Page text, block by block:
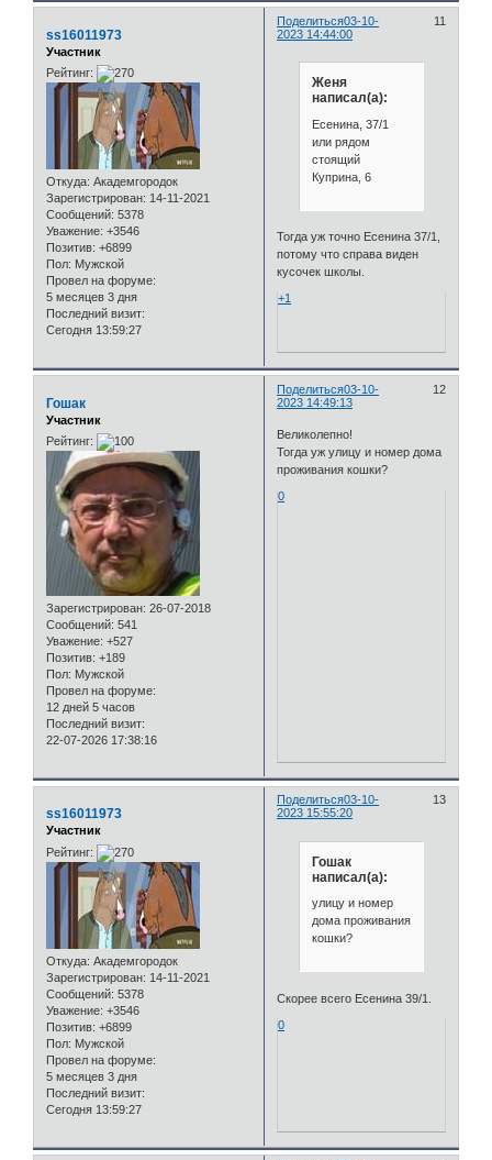
Поделиться 11
03-10-
2023 14:44:00
ss16011973
Участник
Рейтинг:
Откуда: Академгородок
Зарегистрирован: 14-11-2021
Сообщений: 5378
Уважение: +3546
Позитив: +6899
Пол: Мужской
Провел на форуме:
5 месяцев 3 дня
Последний визит:
Сегодня 13:59:27
Женя
написал(а):
Есенина, 37/1
или рядом
стоящий
Куприна, 6
Тогда уж точно Есенина 37/1,
потому что справа виден
кусочек школы.
+1
Поделиться 12
03-10-
2023 14:49:13
Гошак
Участник
Рейтинг:
Зарегистрирован: 26-07-2018
Сообщений: 541
Уважение: +527
Позитив: +189
Пол: Мужской
Провел на форуме:
12 дней 5 часов
Последний визит:
22-07-2026 17:38:16
Великолепно!
Тогда уж улицу и номер дома
проживания кошки?
0
Поделиться 13
03-10-
2023 15:55:20
ss16011973
Участник
Рейтинг:
Откуда: Академгородок
Зарегистрирован: 14-11-2021
Сообщений: 5378
Уважение: +3546
Позитив: +6899
Пол: Мужской
Провел на форуме:
5 месяцев 3 дня
Последний визит:
Сегодня 13:59:27
Гошак
написал(а):
улицу и номер
дома проживания
кошки?
Скорее всего Есенина 39/1.
0